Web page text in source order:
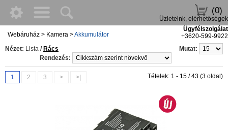
(0)
Üzleteink, elérhetőségek
Ügyfélszolgálat
+3620-599-9922
Webáruház > Kamera >Akkumulátor
Nézet: Lista / Rács
Mutat:
Rendezés:
1 2 3 > >| Tételek: 1 - 15 / 43 (3 oldal)